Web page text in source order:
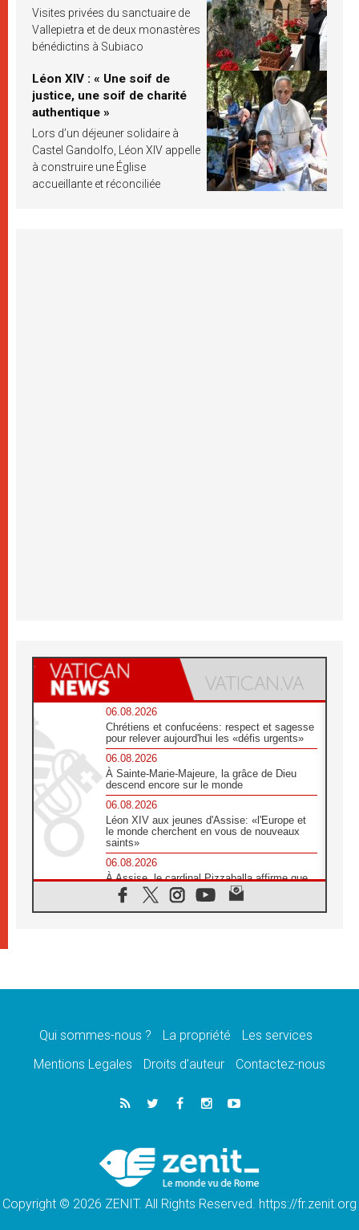
Visites privées du sanctuaire de
Vallepietra et de deux monastères
bénédictins à Subiaco
Léon XIV : « Une soif de
justice, une soif de charité
authentique »
Lors d’un déjeuner solidaire à
Castel Gandolfo, Léon XIV appelle
à construire une Église
accueillante et réconciliée
06.08.2026
Chrétiens et confucéens: respect et sagesse
pour relever aujourd'hui les «défis urgents»
06.08.2026
À Sainte-Marie-Majeure, la grâce de Dieu
descend encore sur le monde
06.08.2026
Léon XIV aux jeunes d'Assise: «l'Europe et
le monde cherchent en vous de nouveaux
saints»
06.08.2026
À Assise, le cardinal Pizzaballa affirme que
«les chrétiens veulent la paix»
06.08.2026
message de paix et de dignité humaine»
«La visite du Pape en Uruguay renforcera
05.08.2026
Le nonce en Ukraine: «Il est inquiétant
Léon XIV au Pérou, une lueur d'espoir pour
un peuple en quête de paix
Qui sommes-nous ? La propriété
Les services
Mentions Legales
Droits d’auteur Contactez-nous
Copyright © 2026 ZENIT. All Rights Reserved. https://fr.zenit.org